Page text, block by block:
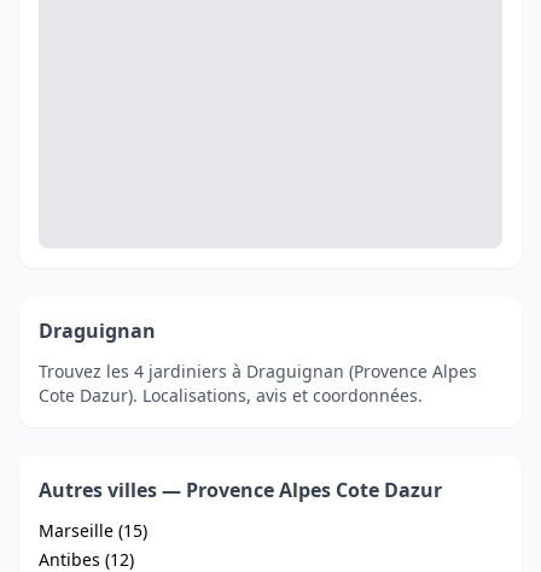
Draguignan
Trouvez les 4 jardiniers à Draguignan (Provence Alpes
Cote Dazur). Localisations, avis et coordonnées.
Autres villes — Provence Alpes Cote Dazur
Marseille (15)
Antibes (12)